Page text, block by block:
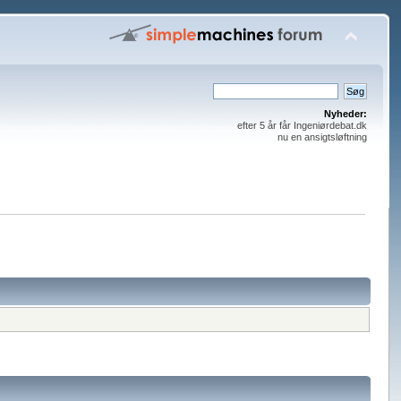
Nyheder:
efter 5 år får Ingeniørdebat.dk
nu en ansigtsløftning